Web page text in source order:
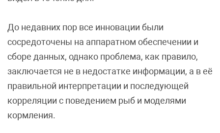
До недавних пор все инновации были
сосредоточены на аппаратном обеспечении и
сборе данных, однако проблема, как правило,
заключается не в недостатке информации, а в её
правильной интерпретации и последующей
корреляции с поведением рыб и моделями
кормления.